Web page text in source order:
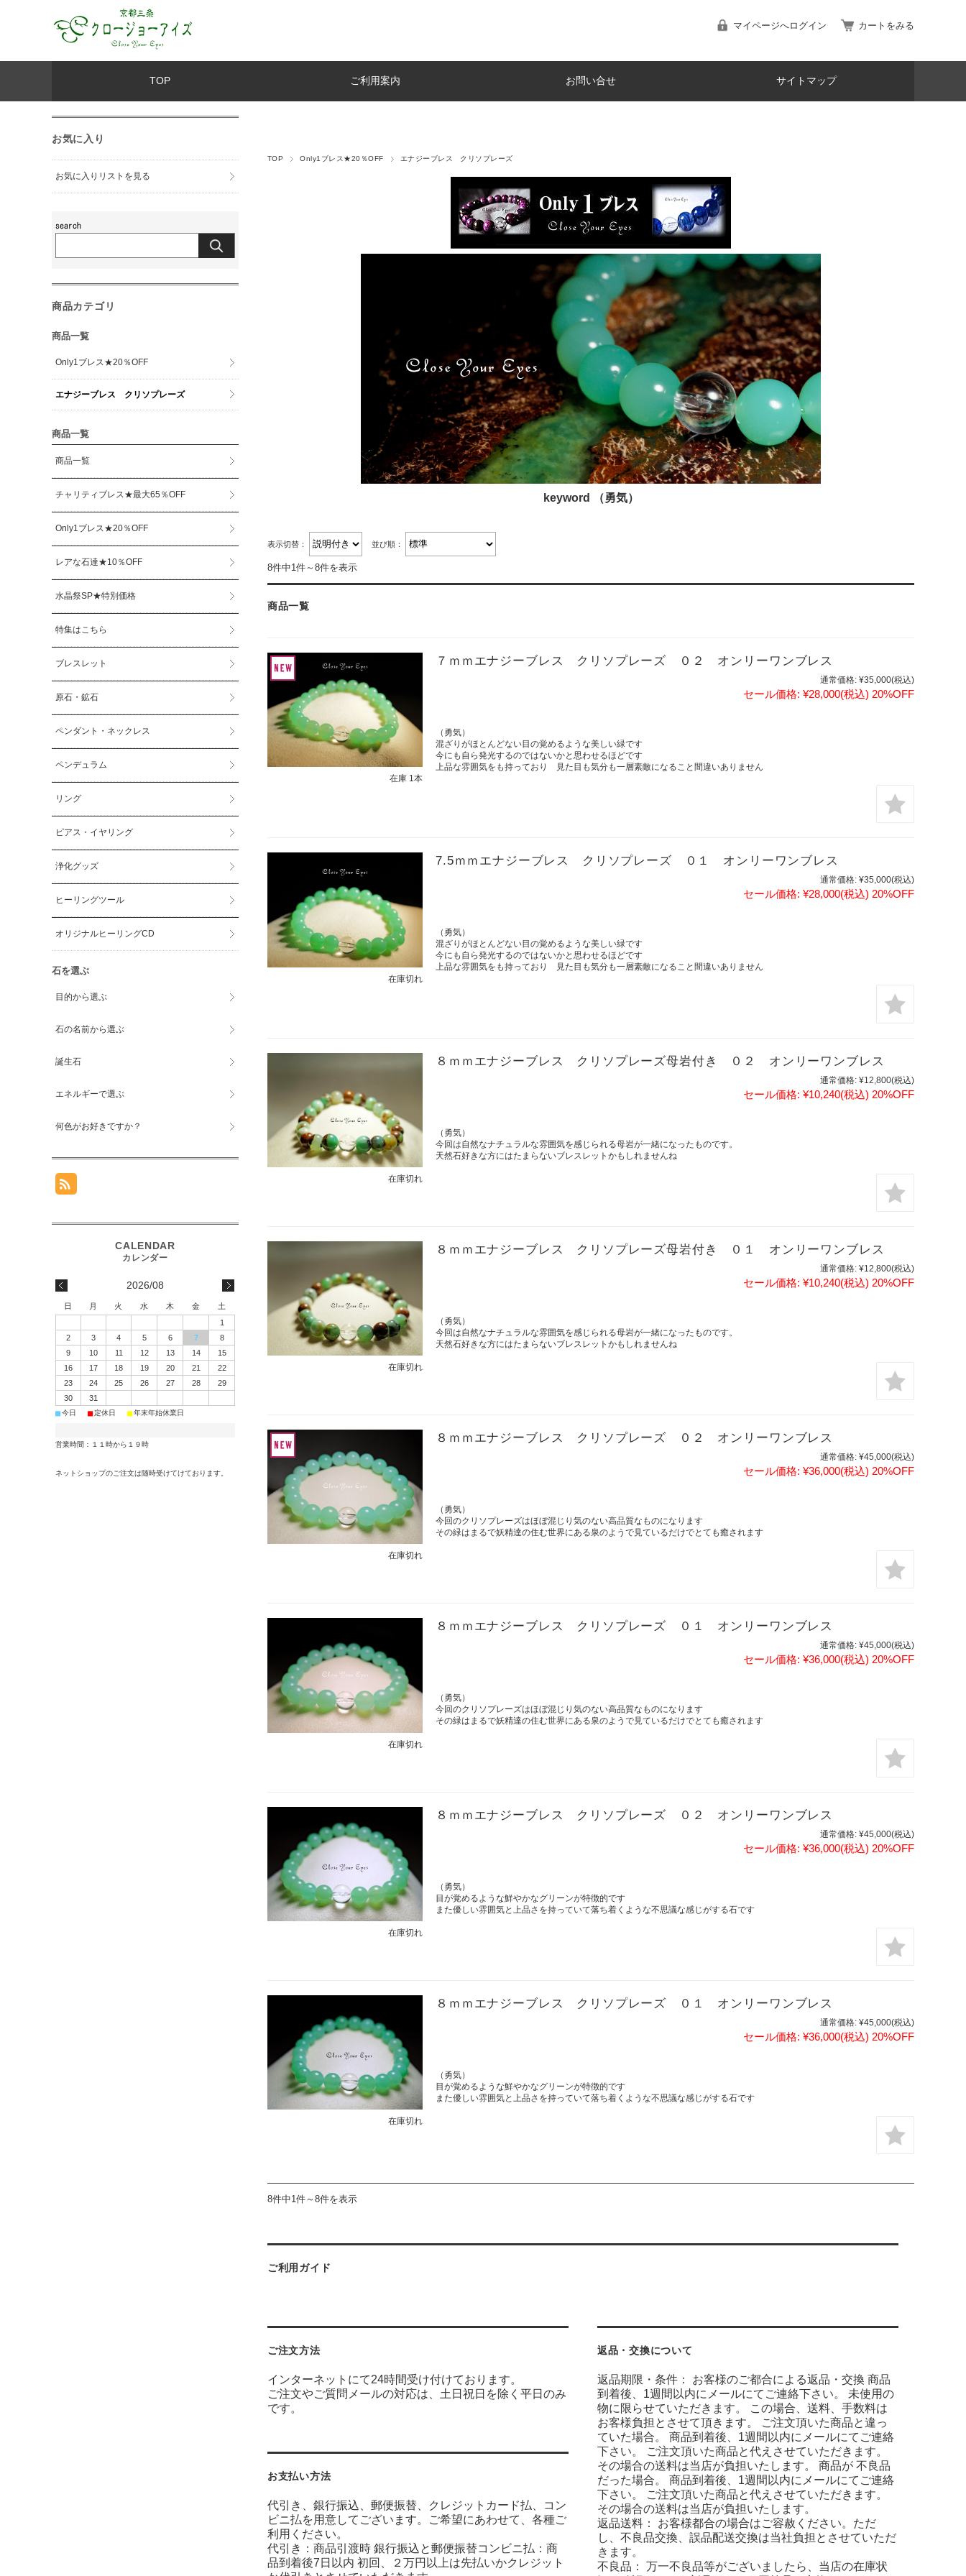
マイページへログイン カートをみる
TOP ご利用案内 お問い合せ サイトマップ
TOP Only1ブレス★20％OFF エナジーブレス クリソプレーズ
keyword （勇気）
表示切替： 並び順：
8件中1件～8件を表示
商品一覧
在庫 1本
７ｍｍエナジーブレス クリソプレーズ ０２ オンリーワンブレス
通常価格: ¥35,000(税込)
セール価格: ¥28,000(税込) 20%OFF
（勇気）
混ざりがほとんどない目の覚めるような美しい緑です
今にも自ら発光するのではないかと思わせるほどです
上品な雰囲気をも持っており 見た目も気分も一層素敵になること間違いありません
在庫切れ
7.5ｍｍエナジーブレス クリソプレーズ ０１ オンリーワンブレス
通常価格: ¥35,000(税込)
セール価格: ¥28,000(税込) 20%OFF
（勇気）
混ざりがほとんどない目の覚めるような美しい緑です
今にも自ら発光するのではないかと思わせるほどです
上品な雰囲気をも持っており 見た目も気分も一層素敵になること間違いありません
在庫切れ
８ｍｍエナジーブレス クリソプレーズ母岩付き ０２ オンリーワンブレス
通常価格: ¥12,800(税込)
セール価格: ¥10,240(税込) 20%OFF
（勇気）
今回は自然なナチュラルな雰囲気を感じられる母岩が一緒になったものです。
天然石好きな方にはたまらないブレスレットかもしれませんね
在庫切れ
８ｍｍエナジーブレス クリソプレーズ母岩付き ０１ オンリーワンブレス
通常価格: ¥12,800(税込)
セール価格: ¥10,240(税込) 20%OFF
（勇気）
今回は自然なナチュラルな雰囲気を感じられる母岩が一緒になったものです。
天然石好きな方にはたまらないブレスレットかもしれませんね
在庫切れ
８ｍｍエナジーブレス クリソプレーズ ０２ オンリーワンブレス
通常価格: ¥45,000(税込)
セール価格: ¥36,000(税込) 20%OFF
（勇気）
今回のクリソプレーズはほぼ混じり気のない高品質なものになります
その緑はまるで妖精達の住む世界にある泉のようで見ているだけでとても癒されます
在庫切れ
８ｍｍエナジーブレス クリソプレーズ ０１ オンリーワンブレス
通常価格: ¥45,000(税込)
セール価格: ¥36,000(税込) 20%OFF
（勇気）
今回のクリソプレーズはほぼ混じり気のない高品質なものになります
その緑はまるで妖精達の住む世界にある泉のようで見ているだけでとても癒されます
在庫切れ
８ｍｍエナジーブレス クリソプレーズ ０２ オンリーワンブレス
通常価格: ¥45,000(税込)
セール価格: ¥36,000(税込) 20%OFF
（勇気）
目が覚めるような鮮やかなグリーンが特徴的です
また優しい雰囲気と上品さを持っていて落ち着くような不思議な感じがする石です
在庫切れ
８ｍｍエナジーブレス クリソプレーズ ０１ オンリーワンブレス
通常価格: ¥45,000(税込)
セール価格: ¥36,000(税込) 20%OFF
（勇気）
目が覚めるような鮮やかなグリーンが特徴的です
また優しい雰囲気と上品さを持っていて落ち着くような不思議な感じがする石です
8件中1件～8件を表示
ご利用ガイド
ご注文方法
インターネットにて24時間受け付けております。
ご注文やご質問メールの対応は、土日祝日を除く平日のみ
です。
お支払い方法
代引き、銀行振込、郵便振替、クレジットカード払、コン
ビニ払を用意してございます。ご希望にあわせて、各種ご
利用ください。
代引き：商品引渡時 銀行振込と郵便振替コンビニ払：商
品到着後7日以内 初回、２万円以上は先払いかクレジット
返品・交換について
返品期限・条件： お客様のご都合による返品・交換 商品
到着後、1週間以内にメールにてご連絡下さい。 未使用の
物に限らせていただきます。 この場合、送料、手数料は
お客様負担とさせて頂きます。 ご注文頂いた商品と違っ
ていた場合。 商品到着後、1週間以内にメールにてご連絡
下さい。 ご注文頂いた商品と代えさせていただきます。
その場合の送料は当店が負担いたします。 商品が 不良品
だった場合。 商品到着後、1週間以内にメールにてご連絡
下さい。 ご注文頂いた商品と代えさせていただきます。
その場合の送料は当店が負担いたします。
返品送料： お客様都合の場合はご容赦ください。ただ
し、不良品交換、誤品配送交換は当社負担とさせていただ
きます。
不良品： 万一不良品等がございましたら、当店の在庫状
お気に入り
お気に入りリストを見る
商品カテゴリ
商品一覧
Only1ブレス★20％OFF
エナジーブレス クリソプレーズ
商品一覧
商品一覧
チャリティブレス★最大65％OFF
Only1ブレス★20％OFF
レアな石達★10％OFF
水晶祭SP★特別価格
特集はこちら
ブレスレット
原石・鉱石
ペンダント・ネックレス
ペンデュラム
リング
ピアス・イヤリング
浄化グッズ
ヒーリングツール
オリジナルヒーリングCD
石を選ぶ
目的から選ぶ
石の名前から選ぶ
誕生石
エネルギーで選ぶ
何色がお好きですか？
2026/08
日 月 火 水 木 金
土
1
2
3 4 5 6 7
8
9
10 11 12 13 14
15
16
17 18 19 20 21
22
23
24 25 26 27 28
29
30
31
■今日 ■定休日 ■年末年始休業日
営業時間：１１時から１９時
ネットショップのご注文は随時受けてけております。